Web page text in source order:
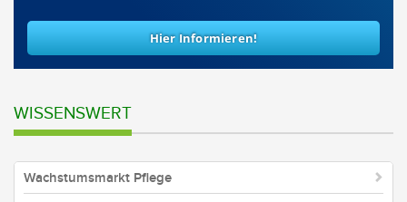
Hier Informieren!
WISSENSWERT
Wachstumsmarkt Pflege